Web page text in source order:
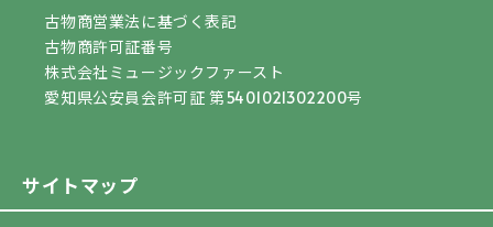
サイトマップ
古物商営業法に基づく表記
古物商許可証番号
株式会社ミュージックファースト
愛知県公安員会許可証 第5401021302200号